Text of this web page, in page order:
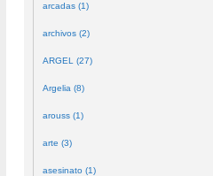
arcadas (1)
archivos (2)
ARGEL (27)
Argelia (8)
arouss (1)
arte (3)
asesinato (1)